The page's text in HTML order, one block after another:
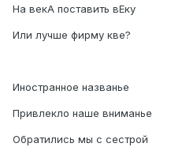
На векА поставить вЕку
Или лучше фирму кве?
Иностранное названье
Привлекло наше вниманье
Обратились мы с сестрой